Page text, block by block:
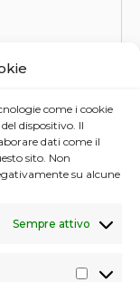
come i cookie
dispositivo. Il
dati come il
sito. Non
su alcune
Sempre attivo